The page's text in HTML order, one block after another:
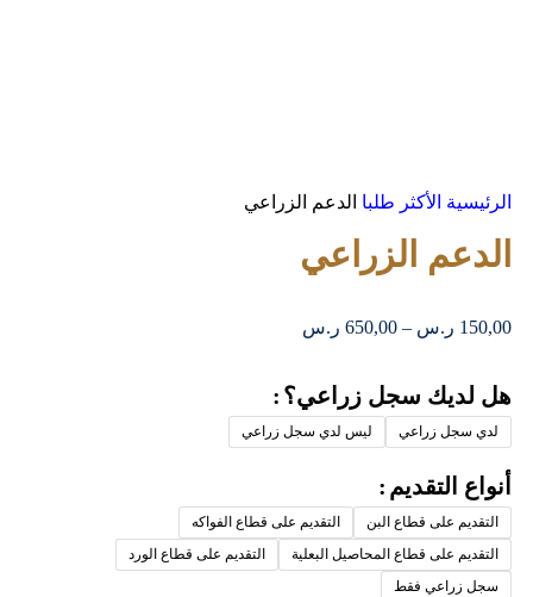
الرئيسية الأكثر طلبا الدعم الزراعي
الدعم الزراعي
150,00 ر.س –
650,00 ر.س
هل لديك سجل زراعي؟
لدي سجل زراعي ليس لدي سجل زراعي
أنواع التقديم
التقديم على قطاع البن
التقديم على قطاع الفواكه
التقديم على قطاع المحاصيل البعلية
التقديم على قطاع الورد
سجل زراعي فقط